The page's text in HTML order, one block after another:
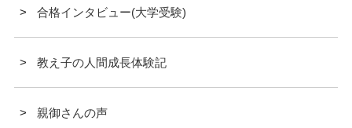
合格インタビュー(大学受験)
教え子の人間成長体験記
親御さんの声